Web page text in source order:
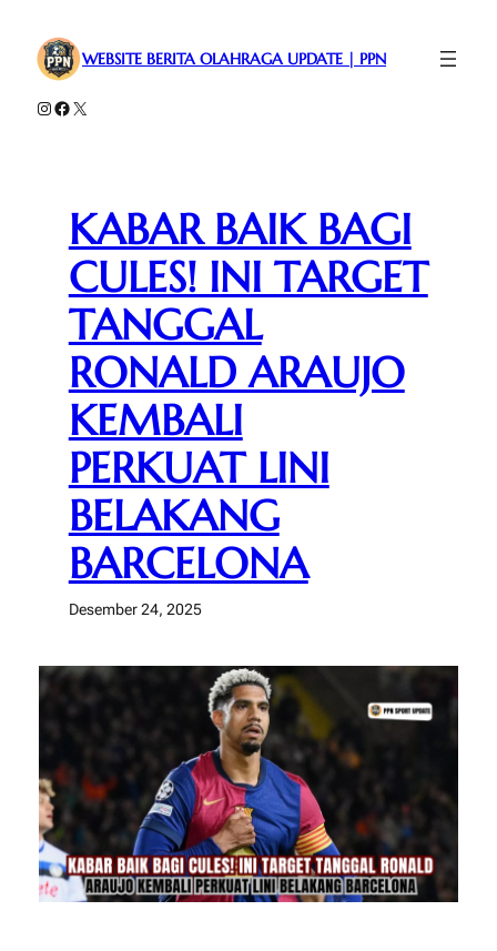
konten
WEBSITE BERITA OLAHRAGA UPDATE | PPN
Instagram
Facebook
X
KABAR BAIK BAGI
CULES! INI TARGET
TANGGAL
RONALD ARAUJO
KEMBALI
PERKUAT LINI
BELAKANG
BARCELONA
Desember 24, 2025